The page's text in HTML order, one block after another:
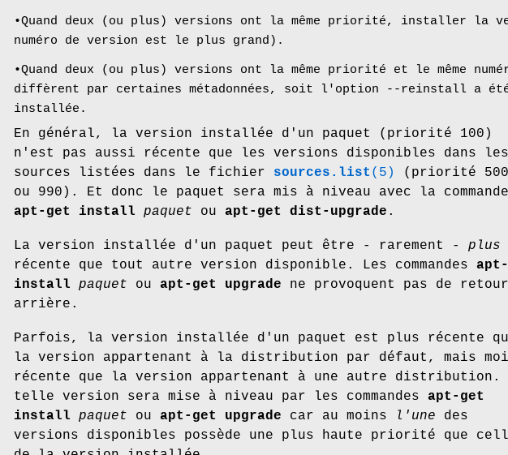
•Quand deux (ou plus) versions ont la même priorité, installer
numéro de version est le plus grand).
•Quand deux (ou plus) versions ont la même priorité et le même
diffèrent par certaines métadonnées, soit l'option --reinstall a
installée.
En général, la version installée d'un paquet (priorité 100)
n'est pas aussi récente que les versions disponibles dans les
sources listées dans le fichier sources.list (5)
(priorité 500
ou 990). Et donc le paquet sera mis à niveau avec la
apt-get install paquet ou apt-get dist-upgrade .
La version installée d'un paquet peut être - rarement - plus
récente que tout autre version disponible. Les commandes
install paquet ou apt-get upgrade ne provoquent pas de
arrière.
Parfois, la version installée d'un paquet est plus récente
la version appartenant à la distribution par défaut, mais
récente que la version appartenant à une autre distribution.
telle version sera mise à niveau par les commandes apt-get
install paquet ou apt-get upgrade car au moins l'une des
versions disponibles possède une plus haute priorité que